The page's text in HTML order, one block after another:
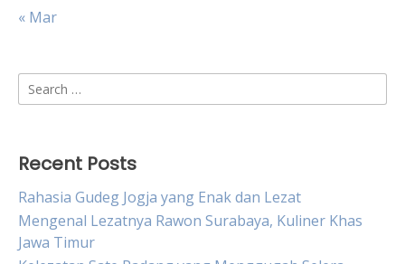
« Mar
Search
for:
Recent Posts
Rahasia Gudeg Jogja yang Enak dan Lezat
Mengenal Lezatnya Rawon Surabaya, Kuliner Khas
Jawa Timur